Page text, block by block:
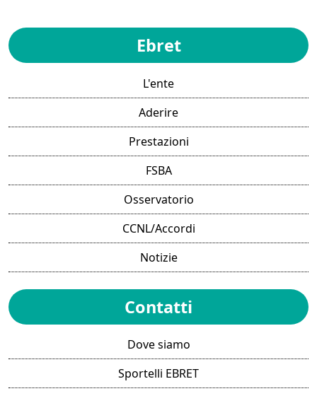
Ebret
L'ente
Aderire
Prestazioni
FSBA
Osservatorio
CCNL/Accordi
Notizie
Contatti
Dove siamo
Sportelli EBRET